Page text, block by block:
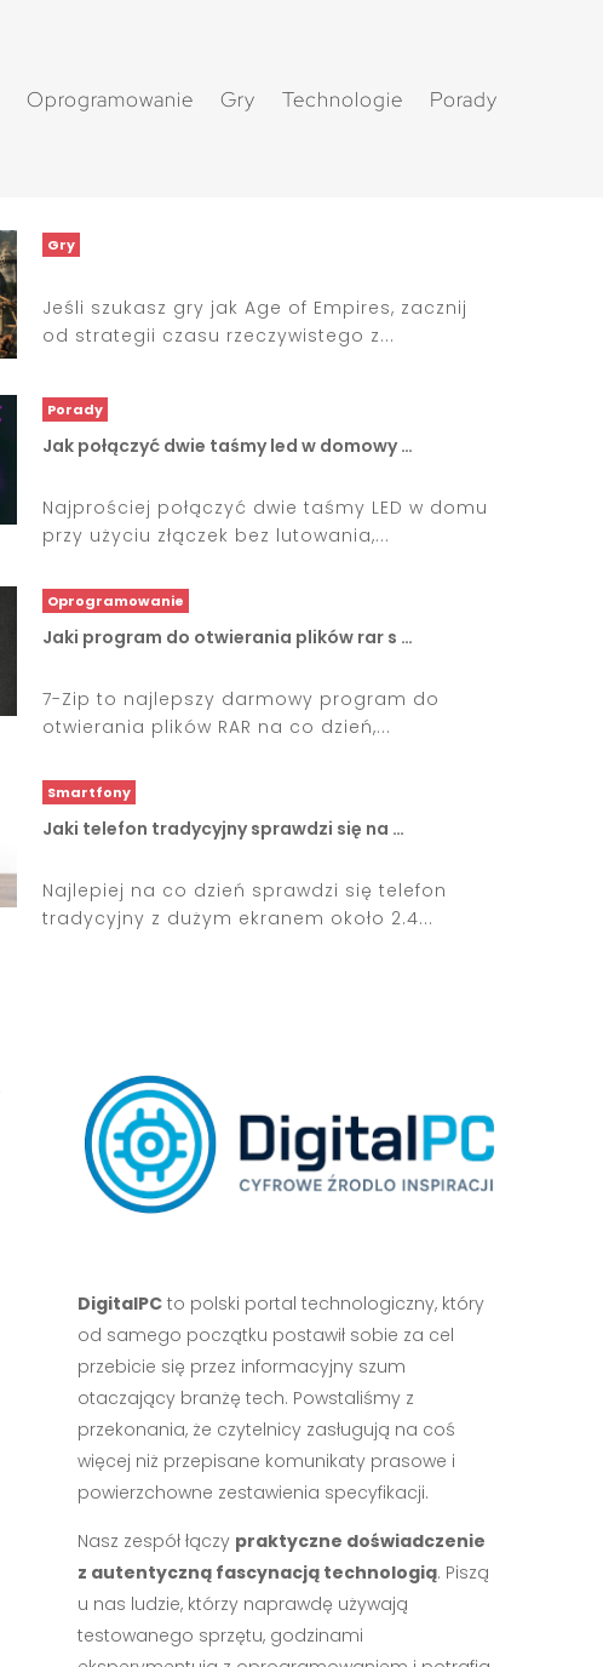
Oprogramowanie Gry Technologie Porady
Gry
Jeśli szukasz gry jak Age of Empires, zacznij
od strategii czasu rzeczywistego z...
Porady
Jak połączyć dwie taśmy led w domowy …
Najprościej połączyć dwie taśmy LED w domu
przy użyciu złączek bez lutowania,...
Oprogramowanie
Jaki program do otwierania plików rar s …
7-Zip to najlepszy darmowy program do
otwierania plików RAR na co dzień,...
Smartfony
Jaki telefon tradycyjny sprawdzi się na …
Najlepiej na co dzień sprawdzi się telefon
tradycyjny z dużym ekranem około 2.4...
DigitalPCto polski portal technologiczny, który
od samego początku postawił sobie za cel
przebicie się przez informacyjny szum
otaczający branżę tech. Powstaliśmy z
przekonania, że czytelnicy zasługują na coś
więcej niż przepisane komunikaty prasowe i
powierzchowne zestawienia specyfikacji.
Nasz zespół łączy praktyczne doświadczenie
z autentyczną fascynacją technologią. Piszą
u nas ludzie, którzy naprawdę używają
testowanego sprzętu, godzinami